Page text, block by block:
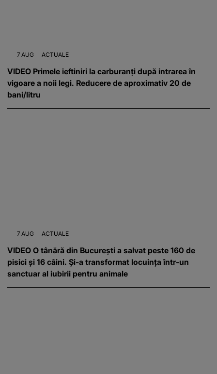
7 AUG ACTUALE
VIDEO Primele ieftiniri la carburanți după intrarea în
vigoare a noii legi. Reducere de aproximativ 20 de
bani/litru
7 AUG ACTUALE
VIDEO O tânără din București a salvat peste 160 de
pisici și 16 câini. Și-a transformat locuința într-un
sanctuar al iubirii pentru animale